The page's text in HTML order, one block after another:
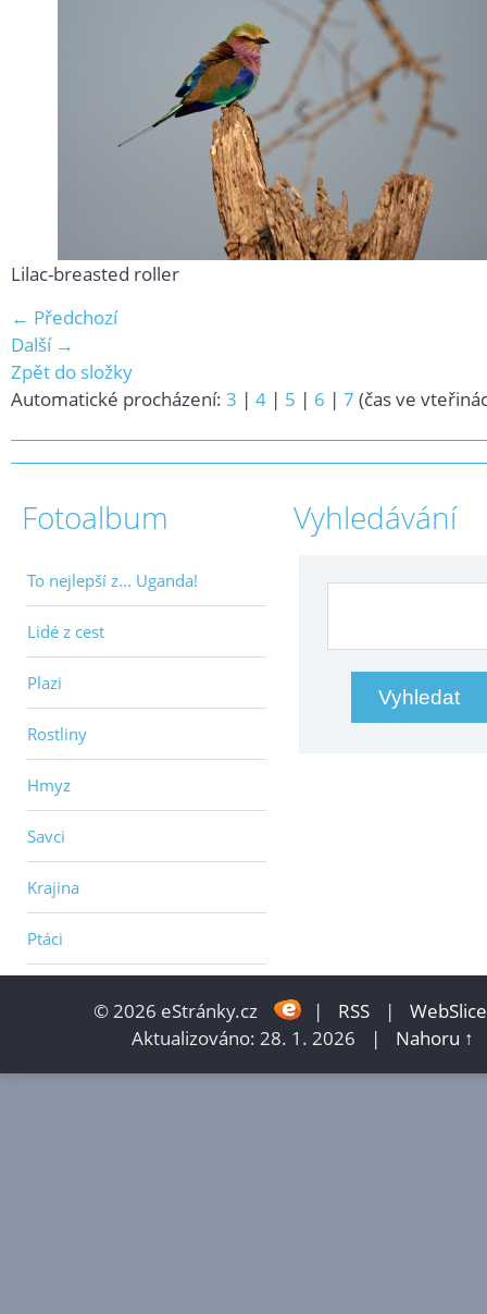
Lilac-breasted roller
← Předchozí
Další →
Zpět do složky
Automatické procházení: 3 | 4 | 5 | 6 | 7 (čas ve
Fotoalbum
To nejlepší z... Uganda!
Lidé z cest
Plazi
Rostliny
Hmyz
Savci
Krajina
Ptáci
Vyhledávání
© 2026 eStránky.cz | RSS |
WebSlice
Aktualizováno: 28. 1. 2026
| Nahoru ↑